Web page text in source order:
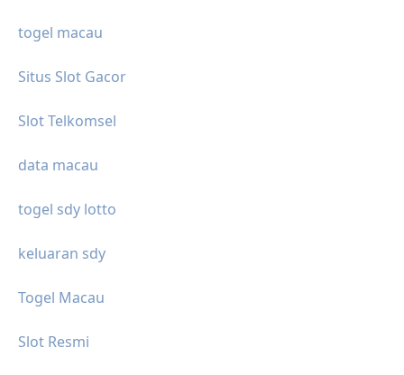
togel macau
Situs Slot Gacor
Slot Telkomsel
data macau
togel sdy lotto
keluaran sdy
Togel Macau
Slot Resmi